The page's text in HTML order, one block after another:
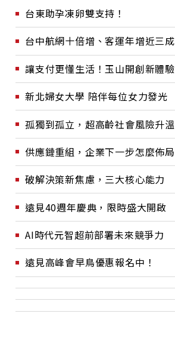
台東助孕凍卵雙支持！
台中航網十倍增、客運年增近三成
讓支付更懂生活！玉山開創新體驗
新北婦女大學 陪伴每位女力發光
孤獨到孤立，超高齡社會風險升溫
供應鏈重組，企業下一步怎麼佈局
破解決策新焦慮，三大核心能力
遠見40週年慶典，限時盛大開啟
AI時代元智超前部署未來競爭力
遠見高峰會早鳥優惠報名中！